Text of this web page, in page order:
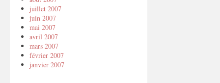
juillet 2007
juin 2007
mai 2007
avril 2007
mars 2007
février 2007
janvier 2007